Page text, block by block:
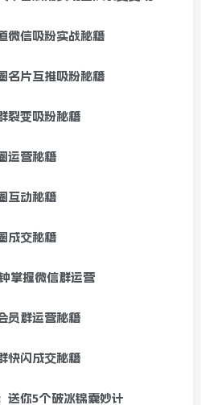
微信吸粉实战秘籍
名片互推吸粉秘籍
裂变吸粉秘籍
运营秘籍
互动秘籍
成交秘籍
掌握微信群运营
员群运营秘籍
快闪成交秘籍
送你5个破冰锦囊妙计